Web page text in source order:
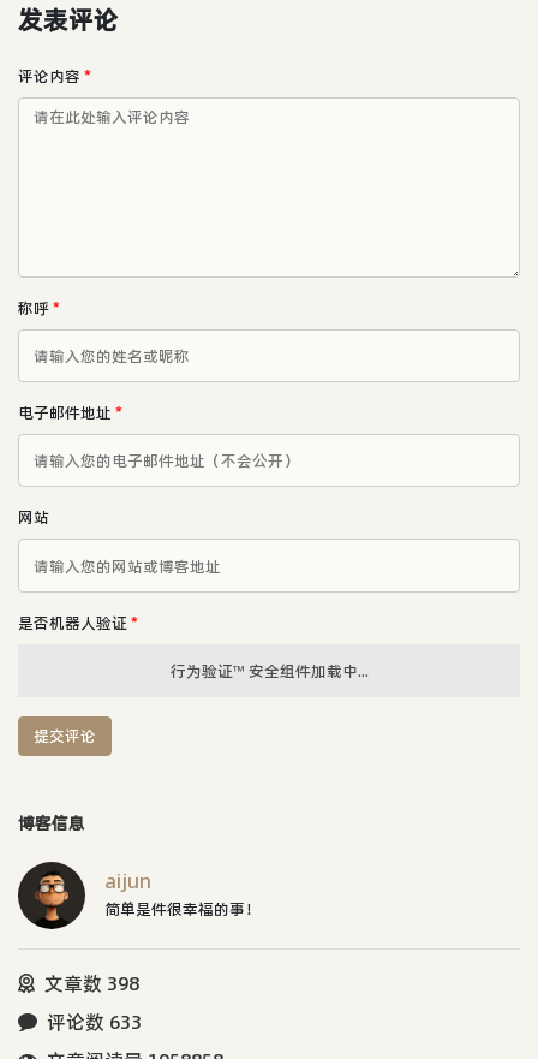
发表评论
评论内容 *
称呼*
电子邮件地址 *
网站
是否机器人验证 *
行为验证™ 安全组件加载中...
提交评论
博客信息
aijun
简单是件很幸福的事！
文章数 398
评论数 633